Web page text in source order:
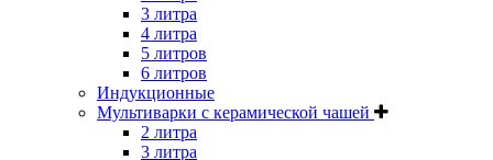
3 литра
4 литра
5 литров
6 литров
Индукционные
Мультиварки с керамической чашей
2 литра
3 литра